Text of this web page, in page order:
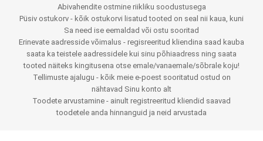
Abivahendite ostmine riikliku soodustusega
Püsiv ostukorv - kõik ostukorvi lisatud tooted on seal nii kaua, kuni
Sa need ise eemaldad või ostu sooritad
Erinevate aadresside võimalus - regisreeritud kliendina saad kauba
saata ka teistele aadressidele kui sinu põhiaadress ning saata
tooted näiteks kingitusena otse emale/vanaemale/sõbrale koju!
Tellimuste ajalugu - kõik meie e-poest sooritatud ostud on
nähtavad Sinu konto alt
Toodete arvustamine - ainult registreeritud kliendid saavad
toodetele anda hinnanguid ja neid arvustada